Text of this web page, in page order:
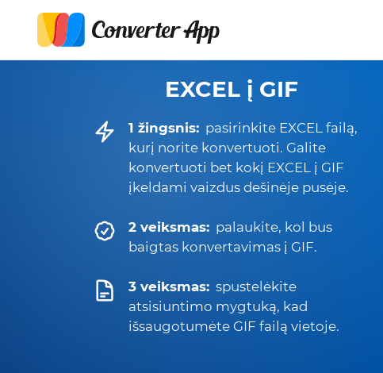
EXCEL į GIF
1 žingsnis: pasirinkite EXCEL failą,
kurį norite konvertuoti. Galite
konvertuoti bet kokį EXCEL į GIF
įkeldami vaizdus dešinėje pusėje.
2 veiksmas: palaukite, kol bus
baigtas konvertavimas į GIF.
3 veiksmas: spustelėkite
atsisiuntimo mygtuką, kad
išsaugotumėte GIF failą vietoje.